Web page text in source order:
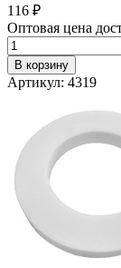
116 ₽
Оптовая цена
В корзину
Артикул: 4319